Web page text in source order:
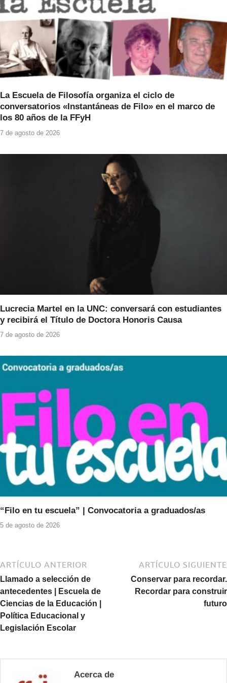
La Escuela de Filosofía organiza el ciclo de
conversatorios «Instantáneas de Filo» en el marco de
los 80 años de la FFyH
7 de agosto de 2026
Lucrecia Martel en la UNC: conversará con estudiantes
y recibirá el Título de Doctora Honoris Causa
7 de agosto de 2026
“Filo en tu escuela” | Convocatoria a graduados/as
5 de agosto de 2026
ARTÍCULO ANTERIOR
Llamado a selección de
antecedentes | Escuela de
Ciencias de la Educación |
Política Educacional y
Legislación Escolar
ARTÍCULO SIGUIENTE
Conservar para recordar.
Recordar para construir
futuro
Acerca de